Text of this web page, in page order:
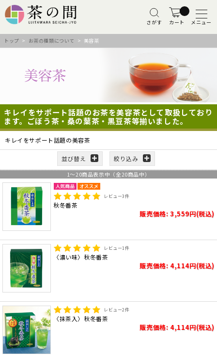
さがす カート メニュー
トップ > お茶の種類について > 美容茶
キレイをサポート話題のお茶を美容茶として取扱しており
ます。ごぼう茶・桑の葉茶・黒豆茶等揃いました。
キレイをサポート話題の美容茶
並び替え 絞り込み
1～20商品表示中（全20商品中）
レビュー3件
秋冬番茶
販売価格: 3,559円(税込)
レビュー1件
〈濃い味〉秋冬番茶
販売価格: 4,114円(税込)
レビュー2件
〈抹茶入〉秋冬番茶
販売価格: 4,114円(税込)